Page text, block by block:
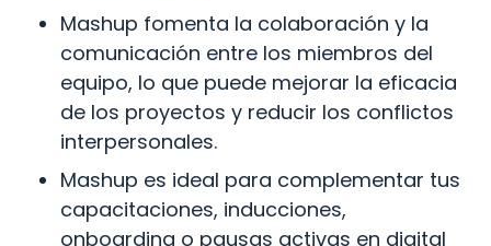
Mashup fomenta la colaboración y la
comunicación entre los miembros del
equipo, lo que puede mejorar la eficacia
de los proyectos y reducir los conflictos
interpersonales.
Mashup es ideal para complementar tus
capacitaciones, inducciones,
onboarding o pausas activas en digital